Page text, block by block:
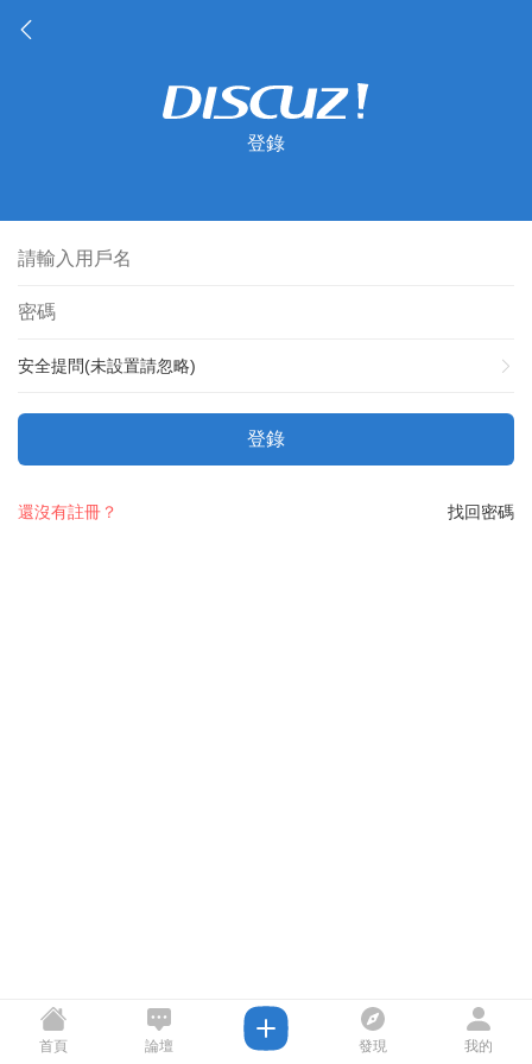
登錄
安全提問(未設置請忽略)
登錄
找回密碼
還沒有註冊？
首頁 論壇 發現 我的